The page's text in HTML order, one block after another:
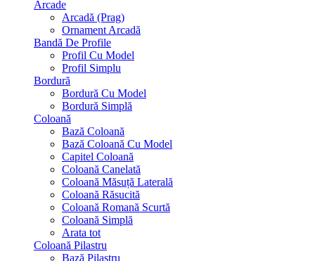
Arcade
Arcadă (Prag)
Ornament Arcadă
Bandă De Profile
Profil Cu Model
Profil Simplu
Bordură
Bordură Cu Model
Bordură Simplă
Coloană
Bază Coloană
Bază Coloană Cu Model
Capitel Coloană
Coloană Canelată
Coloană Măsuță Laterală
Coloană Răsucită
Coloană Romană Scurtă
Coloană Simplă
Arata tot
Coloană Pilastru
Bază Pilastru